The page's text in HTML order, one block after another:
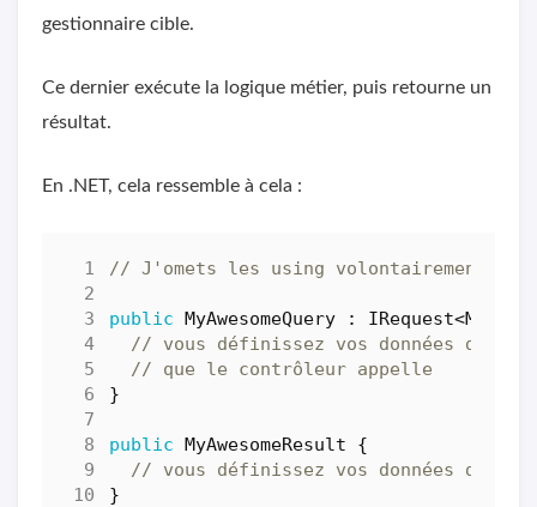
gestionnaire cible.
Ce dernier exécute la logique métier, puis retourne un
résultat.
En .NET, cela ressemble à cela :
// J'omets les using volontairement,
public MyAwesomeQuery : IRequest<
// vous définissez vos données
// que le contrôleur appelle
}
public MyAwesomeResult
{
// vous définissez vos données de
}